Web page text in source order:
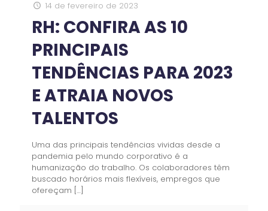
14 de fevereiro de 2023
RH: CONFIRA AS 10
PRINCIPAIS
TENDÊNCIAS PARA 2023
E ATRAIA NOVOS
TALENTOS
Uma das principais tendências vividas desde a
pandemia pelo mundo corporativo é a
humanização do trabalho. Os colaboradores têm
buscado horários mais flexíveis, empregos que
ofereçam […]